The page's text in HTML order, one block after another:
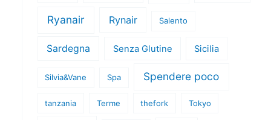
Ryanair Rynair Salento
Sardegna Senza Glutine Sicilia
Silvia&Vane Spa Spendere poco
tanzania Terme thefork Tokyo